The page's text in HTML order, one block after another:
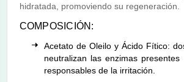
hidratada, promoviendo su regeneración.
COMPOSICIÓN:
Acetato de Oleilo y Ácido Fítico:
neutralizan las enzimas presentes
responsables de la irritación.